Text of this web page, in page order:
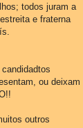
todos juram a
e fraterna
ou deixam
outros